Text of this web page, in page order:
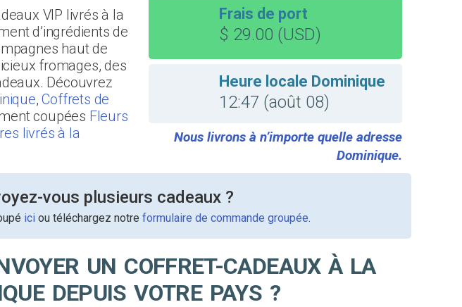
VIP livrés à la
d’ingrédients de
haut de
fromages, des
Découvrez
,Coffrets de
coupées Fleurs
livrés à la
Frais de port
$ 29.00 (USD)
Heure locale Dominique
12:47 (août 08)
Nous livrons à n’importe quelle adresse
Dominique.
vous plusieurs cadeaux ?
iciou téléchargez notre formulaire de commande groupée.
UN COFFRET-CADEAUX À LA
DEPUIS VOTRE PAYS ?